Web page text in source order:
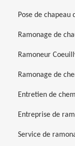
Pose de chapeau
Ramonage de
Ramoneur
Ramonage de
Entretien de
Entreprise de
Service de